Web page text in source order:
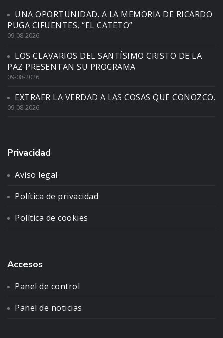
UNA OPORTUNIDAD. A LA MEMORIA DE RICARDO
PUGA CIFUENTES, “EL CATETO”
09-08-2026
LOS CLAVARIOS DEL SANTÍSIMO CRISTO DE LA
PAZ PRESENTAN SU PROGRAMA
09-08-2026
EXTRAER LA VERDAD A LAS COSAS QUE CONOZCO.
09-08-2026
Privacidad
Aviso legal
Política de privacidad
Política de cookies
Accesos
Panel de control
Panel de noticias